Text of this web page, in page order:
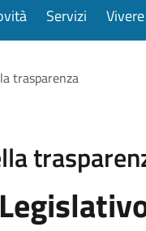
Servizi
trasparenza